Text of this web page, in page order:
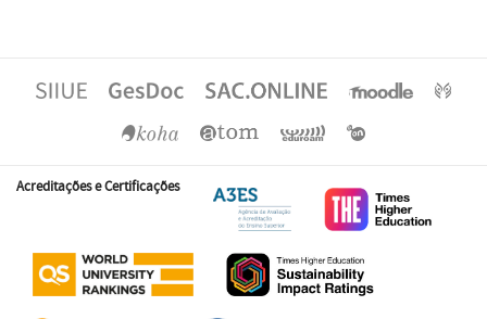
Acreditações e Certificações